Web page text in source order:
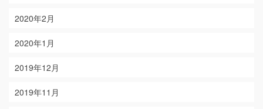
2020年2月
2020年1月
2019年12月
2019年11月